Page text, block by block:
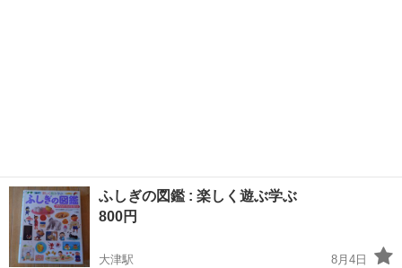
ふしぎの図鑑 : 楽しく遊ぶ学ぶ
800円
大津駅
8月4日